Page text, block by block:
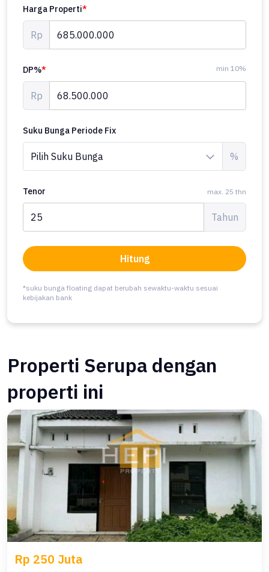
Harga Properti*
Rp
DP%* min 10%
Rp
Suku Bunga Periode Fix
%
Tenor max. 25 thn
Tahun
Hitung
*suku bunga floating dapat berubah sewaktu-waktu sesuai
kebijakan bank
Properti Serupa dengan
properti ini
Rp 250 Juta